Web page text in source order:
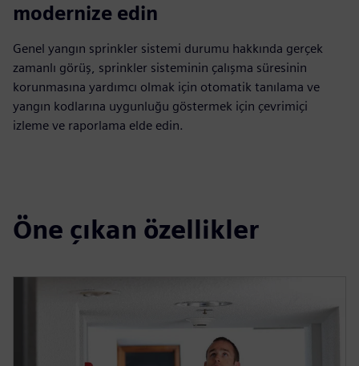
modernize edin
Genel yangın sprinkler sistemi durumu hakkında gerçek
zamanlı görüş, sprinkler sisteminin çalışma süresinin
korunmasına yardımcı olmak için otomatik tanılama ve
yangın kodlarına uygunluğu göstermek için çevrimiçi
izleme ve raporlama elde edin.
Öne çıkan özellikler